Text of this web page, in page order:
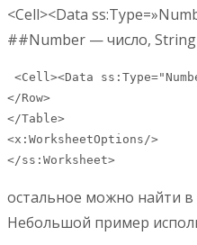
<Cell><Data
##Number — число,
<Cell><Data
</Row>
</Table>
<x:WorksheetOptions/>
</ss:Worksheet>
остальное можно найти в
Небольшой пример